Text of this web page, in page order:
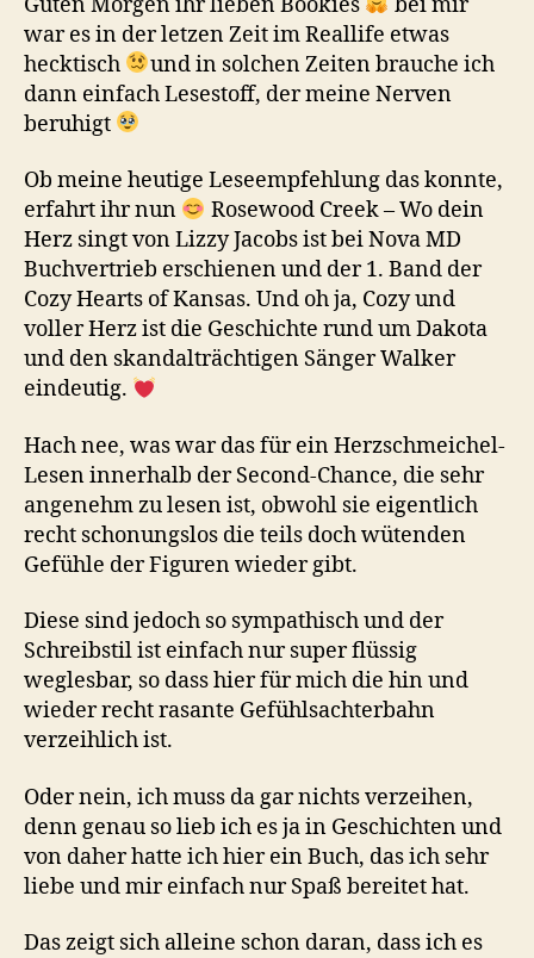
war es in der letzen Zeit im Reallife etwas
hecktisch
und in solchen Zeiten brauche ich
dann einfach Lesestoff, der meine Nerven
beruhigt
Ob meine heutige Leseempfehlung das konnte,
erfahrt ihr nun
Rosewood Creek – Wo dein
Herz singt von Lizzy Jacobs ist bei Nova MD
Buchvertrieb erschienen und der 1. Band der
Cozy Hearts of Kansas. Und oh ja, Cozy und
voller Herz ist die Geschichte rund um Dakota
und den skandalträchtigen Sänger Walker
eindeutig.
Hach nee, was war das für ein Herzschmeichel-
Lesen innerhalb der Second-Chance, die sehr
angenehm zu lesen ist, obwohl sie eigentlich
recht schonungslos die teils doch wütenden
Gefühle der Figuren wieder gibt.
Diese sind jedoch so sympathisch und der
Schreibstil ist einfach nur super flüssig
weglesbar, so dass hier für mich die hin und
wieder recht rasante Gefühlsachterbahn
verzeihlich ist.
Oder nein, ich muss da gar nichts verzeihen,
denn genau so lieb ich es ja in Geschichten und
von daher hatte ich hier ein Buch, das ich sehr
liebe und mir einfach nur Spaß bereitet hat.
Das zeigt sich alleine schon daran, dass ich es